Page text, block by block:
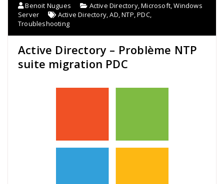
Benoit Nugues Active Directory,Microsoft ,Windows
Server
Active Directory ,AD ,NTP ,PDC,
Troubleshooting
Active Directory – Problème NTP
suite migration PDC